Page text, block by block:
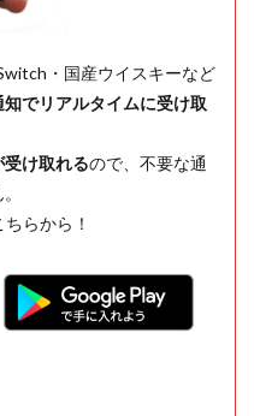
・国産ウイスキーなど
でリアルタイムに受け取
け取れるので、不要な通
らから！